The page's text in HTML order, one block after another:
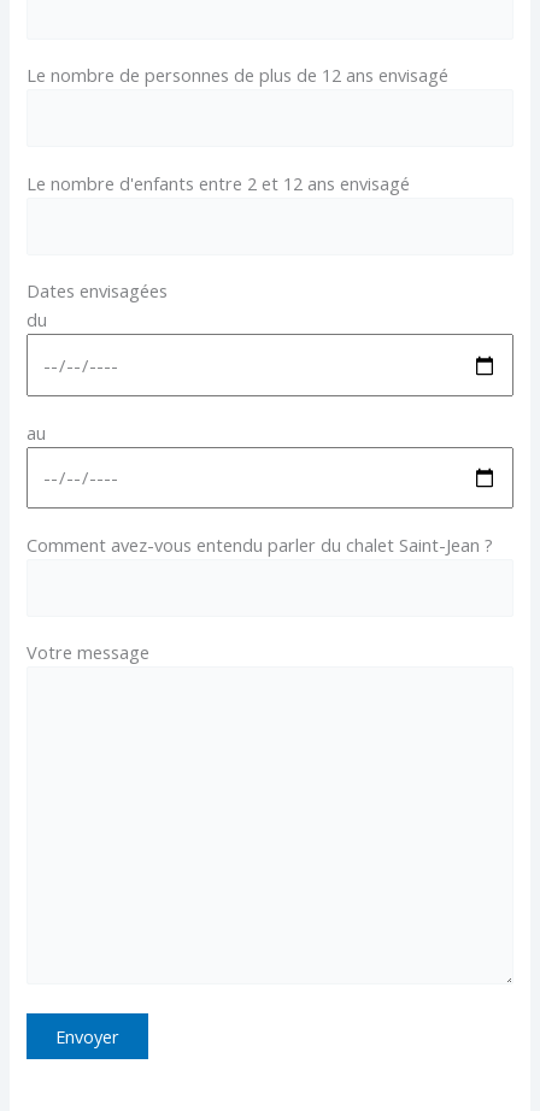
Le nombre de personnes de plus de 12 ans envisagé
Le nombre d'enfants entre 2 et 12 ans envisagé
Dates envisagées
du
au
Comment avez-vous entendu parler du chalet Saint-Jean ?
Votre message